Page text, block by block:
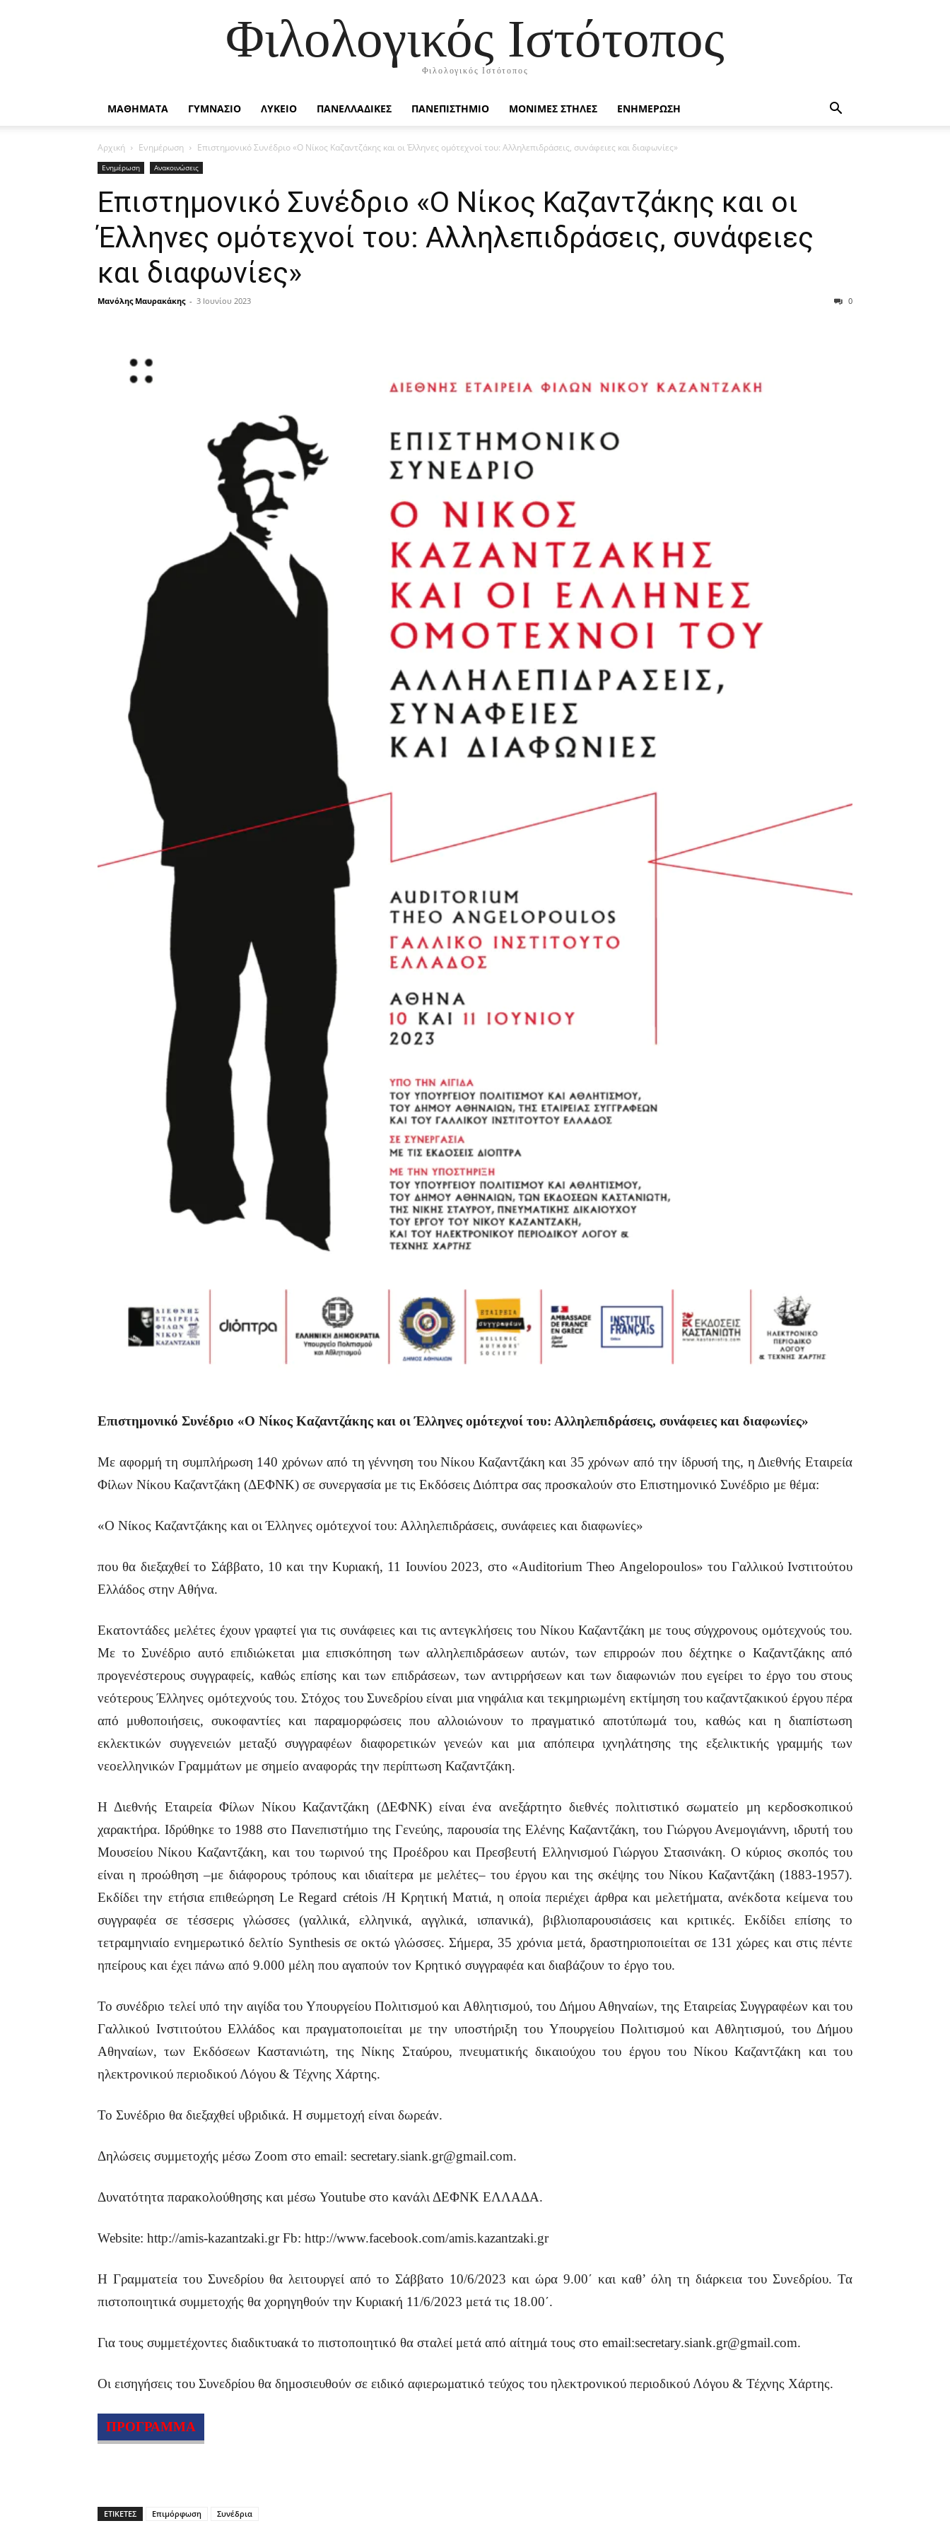
Φιλολογικός Ιστότοπος
Φιλολογικός Ιστότοπος
ΜΑΘΗΜΑΤΑ ΓΥΜΝΑΣΙΟ ΛΥΚΕΙΟ ΠΑΝΕΛΛΑΔΙΚΕΣ ΠΑΝΕΠΙΣΤΗΜΙΟ ΜΟΝΙΜΕΣ ΣΤΗΛΕΣ ΕΝΗΜΕΡΩΣΗ
Αρχική Ενημέρωση Επιστημονικό Συνέδριο «Ο Νίκος Καζαντζάκης και οι Έλληνες ομότεχνοί του: Αλληλεπιδράσεις, συνάφειες και διαφωνίες»
Ενημέρωση Ανακοινώσεις
Επιστημονικό Συνέδριο «Ο Νίκος Καζαντζάκης και οι
Έλληνες ομότεχνοί του: Αλληλεπιδράσεις, συνάφειες
και διαφωνίες»
Μανόλης Μαυρακάκης - 3 Ιουνίου 2023 0
Επιστημονικό Συνέδριο «Ο Νίκος Καζαντζάκης και οι Έλληνες ομότεχνοί του: Αλληλεπιδράσεις, συνάφειες και διαφωνίες»
Με αφορμή τη συμπλήρωση 140 χρόνων από τη γέννηση του Νίκου Καζαντζάκη και 35 χρόνων από την ίδρυσή της, η Διεθνής Εταιρεία
Φίλων Νίκου Καζαντζάκη (ΔΕΦΝΚ) σε συνεργασία με τις Εκδόσεις Διόπτρα σας προσκαλούν στο Επιστημονικό Συνέδριο με θέμα:
«Ο Νίκος Καζαντζάκης και οι Έλληνες ομότεχνοί του: Αλληλεπιδράσεις, συνάφειες και διαφωνίες»
που θα διεξαχθεί το Σάββατο, 10 και την Κυριακή, 11 Ιουνίου 2023, στο «Auditorium Theo Angelopoulos» του Γαλλικού Ινστιτούτου
Ελλάδος στην Αθήνα.
Εκατοντάδες μελέτες έχουν γραφτεί για τις συνάφειες και τις αντεγκλήσεις του Νίκου Καζαντζάκη με τους σύγχρονους ομότεχνούς του.
Με το Συνέδριο αυτό επιδιώκεται μια επισκόπηση των αλληλεπιδράσεων αυτών, των επιρροών που δέχτηκε ο Καζαντζάκης από
προγενέστερους συγγραφείς, καθώς επίσης και των επιδράσεων, των αντιρρήσεων και των διαφωνιών που εγείρει το έργο του στους
νεότερους Έλληνες ομότεχνούς του. Στόχος του Συνεδρίου είναι μια νηφάλια και τεκμηριωμένη εκτίμηση του καζαντζακικού έργου πέρα
από μυθοποιήσεις, συκοφαντίες και παραμορφώσεις που αλλοιώνουν το πραγματικό αποτύπωμά του, καθώς και η διαπίστωση
εκλεκτικών συγγενειών μεταξύ συγγραφέων διαφορετικών γενεών και μια απόπειρα ιχνηλάτησης της εξελικτικής γραμμής των
νεοελληνικών Γραμμάτων με σημείο αναφοράς την περίπτωση Καζαντζάκη.
Η Διεθνής Εταιρεία Φίλων Νίκου Καζαντζάκη (ΔΕΦΝΚ) είναι ένα ανεξάρτητο διεθνές πολιτιστικό σωματείο μη κερδοσκοπικού
χαρακτήρα. Ιδρύθηκε το 1988 στο Πανεπιστήμιο της Γενεύης, παρουσία της Ελένης Καζαντζάκη, του Γιώργου Ανεμογιάννη, ιδρυτή του
Μουσείου Νίκου Καζαντζάκη, και του τωρινού της Προέδρου και Πρεσβευτή Ελληνισμού Γιώργου Στασινάκη. Ο κύριος σκοπός του
είναι η προώθηση –με διάφορους τρόπους και ιδιαίτερα με μελέτες– του έργου και της σκέψης του Νίκου Καζαντζάκη (1883-1957).
Εκδίδει την ετήσια επιθεώρηση Le Regard crétois /Η Κρητική Ματιά, η οποία περιέχει άρθρα και μελετήματα, ανέκδοτα κείμενα του
συγγραφέα σε τέσσερις γλώσσες (γαλλικά, ελληνικά, αγγλικά, ισπανικά), βιβλιοπαρουσιάσεις και κριτικές. Εκδίδει επίσης το
τετραμηνιαίο ενημερωτικό δελτίο Synthesis σε οκτώ γλώσσες. Σήμερα, 35 χρόνια μετά, δραστηριοποιείται σε 131 χώρες και στις πέντε
ηπείρους και έχει πάνω από 9.000 μέλη που αγαπούν τον Κρητικό συγγραφέα και διαβάζουν το έργο του.
Το συνέδριο τελεί υπό την αιγίδα του Υπουργείου Πολιτισμού και Αθλητισμού, του Δήμου Αθηναίων, της Εταιρείας Συγγραφέων και του
Γαλλικού Ινστιτούτου Ελλάδος και πραγματοποιείται με την υποστήριξη του Υπουργείου Πολιτισμού και Αθλητισμού, του Δήμου
Αθηναίων, των Εκδόσεων Καστανιώτη, της Νίκης Σταύρου, πνευματικής δικαιούχου του έργου του Νίκου Καζαντζάκη και του
ηλεκτρονικού περιοδικού Λόγου & Τέχνης Χάρτης.
Το Συνέδριο θα διεξαχθεί υβριδικά. Η συμμετοχή είναι δωρεάν.
Δηλώσεις συμμετοχής μέσω Zoom στο email: secretary.siank.gr@gmail.com.
Δυνατότητα παρακολούθησης και μέσω Youtube στο κανάλι ΔΕΦΝΚ ΕΛΛΑΔΑ.
Website: http://amis-kazantzaki.gr Fb: http://www.facebook.com/amis.kazantzaki.gr
Η Γραμματεία του Συνεδρίου θα λειτουργεί από το Σάββατο 10/6/2023 και ώρα 9.00΄ και καθ’ όλη τη διάρκεια του Συνεδρίου. Τα
πιστοποιητικά συμμετοχής θα χορηγηθούν την Κυριακή 11/6/2023 μετά τις 18.00΄.
Για τους συμμετέχοντες διαδικτυακά το πιστοποιητικό θα σταλεί μετά από αίτημά τους στο email:secretary.siank.gr@gmail.com.
Οι εισηγήσεις του Συνεδρίου θα δημοσιευθούν σε ειδικό αφιερωματικό τεύχος του ηλεκτρονικού περιοδικού Λόγου & Τέχνης Χάρτης.
ΠΡΟΓΡΑΜΜΑ
ΕΤΙΚΕΤΕΣ Επιμόρφωση Συνέδρια